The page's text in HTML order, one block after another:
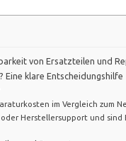
von Ersatzteilen und
Eine klare Entscheidungshilfe
im Vergleich zum
Herstellersupport und sind